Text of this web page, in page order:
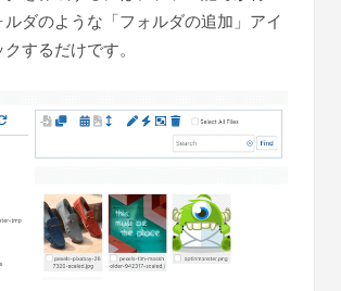
ダのような「フォルダの追加」アイ
するだけです。